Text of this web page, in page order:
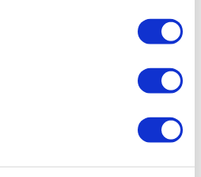
rėmelį, kuris drobę
susisiekite su